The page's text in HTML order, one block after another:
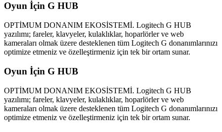
Oyun İçin G HUB
OPTİMUM DONANIM EKOSİSTEMİ. Logitech G HUB
yazılımı; fareler, klavyeler, kulaklıklar, hoparlörler ve web
kameraları olmak üzere desteklenen tüm Logitech G donanımlarınızı
optimize etmeniz ve özelleştirmeniz için tek bir ortam sunar.
Oyun İçin G HUB
OPTİMUM DONANIM EKOSİSTEMİ. Logitech G HUB
yazılımı; fareler, klavyeler, kulaklıklar, hoparlörler ve web
kameraları olmak üzere desteklenen tüm Logitech G donanımlarınızı
optimize etmeniz ve özelleştirmeniz için tek bir ortam sunar.